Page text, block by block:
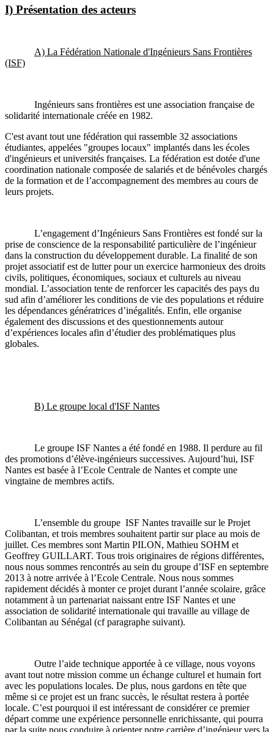
I) Présentation des acteurs
A) La Fédération Nationale d'Ingénieurs Sans Frontières
(ISF)
Ingénieurs sans frontières est une association française de
solidarité internationale créée en 1982.
C'est avant tout une fédération qui rassemble 32 associations
étudiantes, appelées "groupes locaux" implantés dans les écoles
d'ingénieurs et universités françaises. La fédération est dotée d'une
coordination nationale composée de salariés et de bénévoles chargés
de la formation et de l’accompagnement des membres au cours de
leurs projets.
L’engagement d’Ingénieurs Sans Frontières est fondé sur la
prise de conscience de la responsabilité particulière de l’ingénieur
dans la construction du développement durable. La finalité de son
projet associatif est de lutter pour un exercice harmonieux des droits
civils, politiques, économiques, sociaux et culturels au niveau
mondial. L’association tente de renforcer les capacités des pays du
sud afin d’améliorer les conditions de vie des populations et réduire
les dépendances génératrices d’inégalités. Enfin, elle organise
également des discussions et des questionnements autour
d’expériences locales afin d’étudier des problématiques plus
globales.
B) Le groupe local d'ISF Nantes
Le groupe ISF Nantes a été fondé en 1988. Il perdure au fil
des promotions d’élève-ingénieurs successives. Aujourd’hui, ISF
Nantes est basée à l’Ecole Centrale de Nantes et compte une
vingtaine de membres actifs.
L’ensemble du groupe ISF Nantes travaille sur le Projet
Colibantan, et trois membres souhaitent partir sur place au mois de
juillet. Ces membres sont Martin PILON, Mathieu SOHM et
Geoffrey GUILLART. Tous trois originaires de régions différentes,
nous nous sommes rencontrés au sein du groupe d’ISF en septembre
2013 à notre arrivée à l’Ecole Centrale. Nous nous sommes
rapidement décidés à monter ce projet durant l’année scolaire, grâce
notamment à un partenariat naissant entre ISF Nantes et une
association de solidarité internationale qui travaille au village de
Colibantan au Sénégal (cf paragraphe suivant).
Outre l’aide technique apportée à ce village, nous voyons
avant tout notre mission comme un échange culturel et humain fort
avec les populations locales. De plus, nous gardons en tête que
même si ce projet est un franc succès, le résultat restera à portée
locale. C’est pourquoi il est intéressant de considérer ce premier
départ comme une expérience personnelle enrichissante, qui pourra